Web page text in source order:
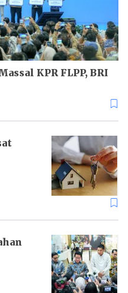
KPR FLPP, BRI